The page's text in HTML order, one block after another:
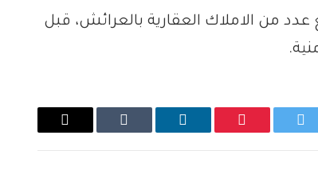
من الاملاك العقارية بالعرائش، قبل
تويتر بينتيريستلينكدإن Tumblr
البريد